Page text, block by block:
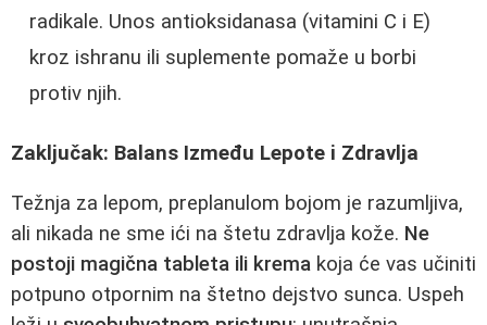
radikale. Unos antioksidanasa (vitamini C i E)
kroz ishranu ili suplemente pomaže u borbi
protiv njih.
Zaključak: Balans Između Lepote i Zdravlja
Težnja za lepom, preplanulom bojom je razumljiva,
ali nikada ne sme ići na štetu zdravlja kože. Ne
postoji magična tableta ili krema koja će vas učiniti
potpuno otpornim na štetno dejstvo sunca. Uspeh